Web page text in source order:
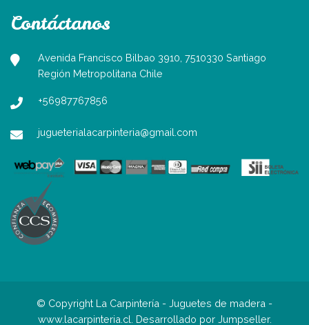
Contáctanos
Avenida Francisco Bilbao 3910, 7510330 Santiago
Región Metropolitana Chile
+56987767856
jugueterialacarpinteria@gmail.com
© Copyright La Carpintería - Juguetes de madera -
www.lacarpinteria.cl. Desarrollado por Jumpseller.